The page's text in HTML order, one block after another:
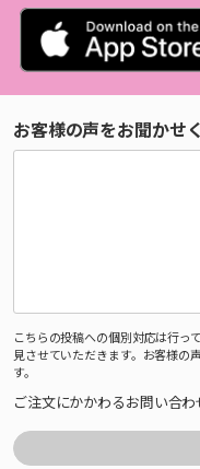
お客様の声をお聞かせ
こちらの投稿への個別対応は行っ
見させていただきます。お客様の
す。
ご注文にかかわるお問い合わ